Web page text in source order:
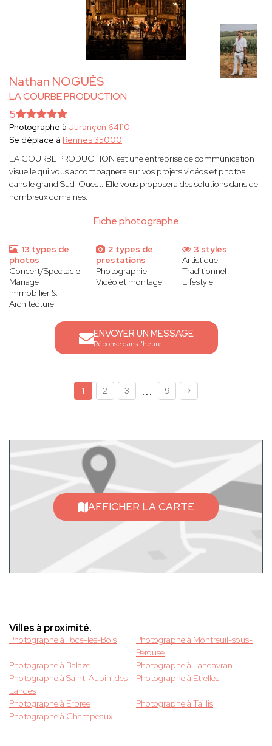
Nathan NOGUÈS
LA COURBE PRODUCTION
Fiche photographe
5
Photographe à Jurançon 64110
Se déplace à Rennes 35000
LA COURBE PRODUCTION est une entreprise de communication
visuelle qui vous accompagnera sur vos projets vidéos et photos
dans le grand Sud-Ouest. Elle vous proposera des solutions dans de
nombreux domaines.
13 types de
photos
Concert/Spectacle
Mariage
Immobilier &
Architecture
2 types de
prestations
Photographie
Vidéo et montage
3 styles
Artistique
Traditionnel
Lifestyle
ENVOYER UN MESSAGE
Réponse dans l'heure
1 2 3 ... 9
AFFICHER LA CARTE
Villes à proximité.
Photographe à Poce-les-Bois
Photographe à Montreuil-sous-
Perouse
Photographe à Balaze
Photographe à Landavran
Photographe à Saint-Aubin-des-
Landes
Photographe à Etrelles
Photographe à Erbree
Photographe à Taillis
Photographe à Champeaux